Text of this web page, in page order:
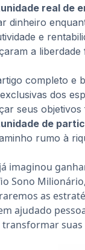
real de
dinheiro
e
a
completo e
dos
seus
de
rumo à
imaginou
Sono
as
ajudado
transformar